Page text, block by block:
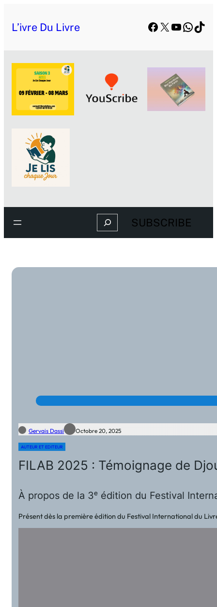
L’ivre Du Livre Facebook
X YouTube
Search SUBSCRIBE
Gervais Dassi Octobre 20, 2025
AUTEUR ET EDITEUR
FILAB 2025 : Témoignage de
À propos de la 3ᵉ édition du Festival
Présent dès la première édition du Festival International du